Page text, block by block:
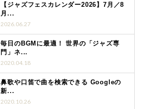
【ジャズフェスカレンダー2026】7月／8
月...
2026.06.27
毎日のBGMに最適！ 世界の「ジャズ専
門」ネ...
2020.04.18
鼻歌や口笛で曲を検索できる Googleの
新...
2020.10.26